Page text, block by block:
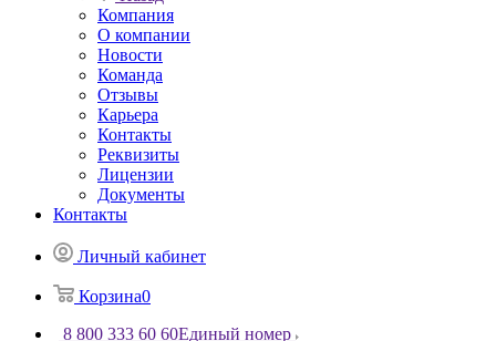
Компания
О компании
Новости
Команда
Отзывы
Карьера
Контакты
Реквизиты
Лицензии
Документы
Контакты
Личный кабинет
Корзина0
8 800 333 60 60Единый номер